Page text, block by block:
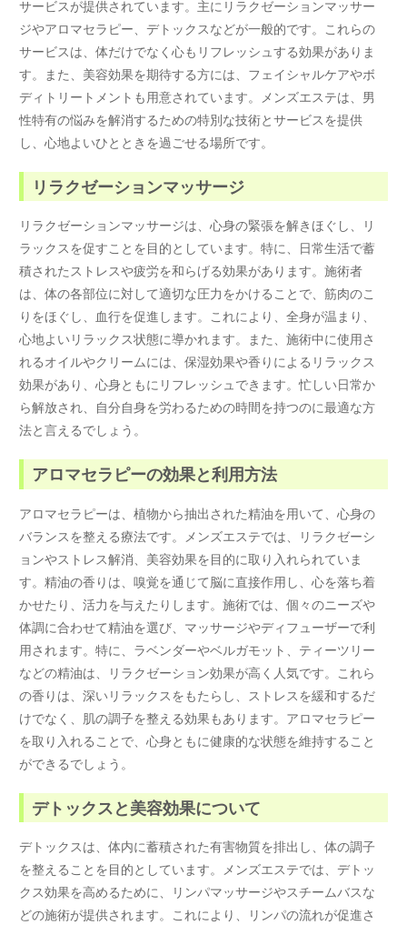
サービスが提供されています。主にリラクゼーションマッサー
ジやアロマセラピー、デトックスなどが一般的です。これらの
サービスは、体だけでなく心もリフレッシュする効果がありま
す。また、美容効果を期待する方には、フェイシャルケアやボ
ディトリートメントも用意されています。メンズエステは、男
性特有の悩みを解消するための特別な技術とサービスを提供
し、心地よいひとときを過ごせる場所です。
リラクゼーションマッサージ
リラクゼーションマッサージは、心身の緊張を解きほぐし、リ
ラックスを促すことを目的としています。特に、日常生活で蓄
積されたストレスや疲労を和らげる効果があります。施術者
は、体の各部位に対して適切な圧力をかけることで、筋肉のこ
りをほぐし、血行を促進します。これにより、全身が温まり、
心地よいリラックス状態に導かれます。また、施術中に使用さ
れるオイルやクリームには、保湿効果や香りによるリラックス
効果があり、心身ともにリフレッシュできます。忙しい日常か
ら解放され、自分自身を労わるための時間を持つのに最適な方
法と言えるでしょう。
アロマセラピーの効果と利用方法
アロマセラピーは、植物から抽出された精油を用いて、心身の
バランスを整える療法です。メンズエステでは、リラクゼーシ
ョンやストレス解消、美容効果を目的に取り入れられていま
す。精油の香りは、嗅覚を通じて脳に直接作用し、心を落ち着
かせたり、活力を与えたりします。施術では、個々のニーズや
体調に合わせて精油を選び、マッサージやディフューザーで利
用されます。特に、ラベンダーやベルガモット、ティーツリー
などの精油は、リラクゼーション効果が高く人気です。これら
の香りは、深いリラックスをもたらし、ストレスを緩和するだ
けでなく、肌の調子を整える効果もあります。アロマセラピー
を取り入れることで、心身ともに健康的な状態を維持すること
ができるでしょう。
デトックスと美容効果について
デトックスは、体内に蓄積された有害物質を排出し、体の調子
を整えることを目的としています。メンズエステでは、デトッ
クス効果を高めるために、リンパマッサージやスチームバスな
どの施術が提供されます。これにより、リンパの流れが促進さ